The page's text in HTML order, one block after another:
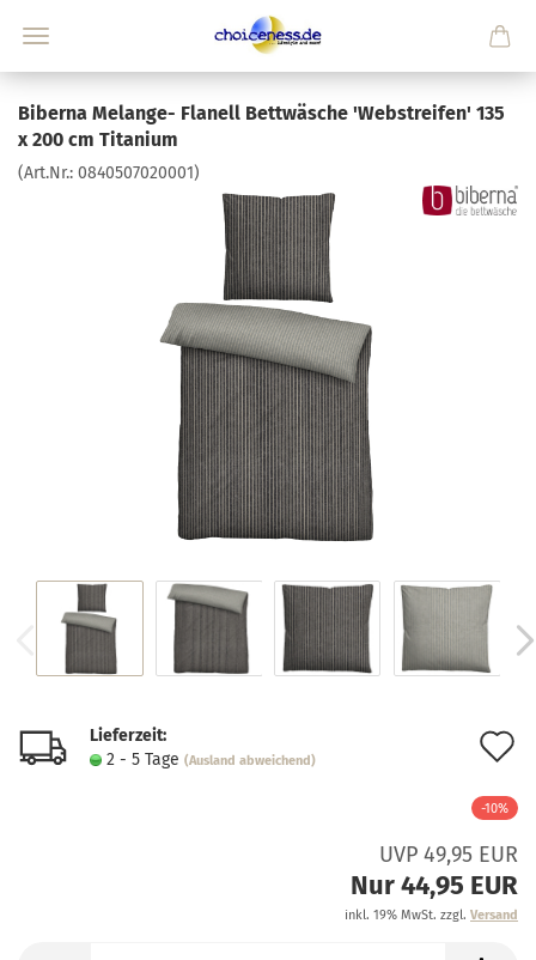
Biberna Melange- Flanell Bettwäsche 'Webstreifen' 135
x 200 cm Titanium
(Art.Nr.: 0840507020001)
Lieferzeit:
2 - 5 Tage (Ausland abweichend)
-10%
UVP 49,95 EUR
Nur 44,95 EUR
inkl. 19% MwSt. zzgl. Versand